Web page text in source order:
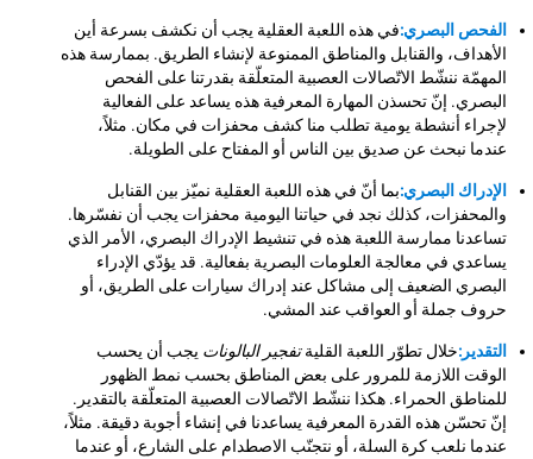
الفحص البصري:في هذه اللعبة العقلية يجب أن نكشف بسرعة أين
الأهداف، والقنابل والمناطق الممنوعة لإنشاء الطريق. بممارسة هذه
المهمّة ننشّط الاتّصالات العصبية المتعلّقة بقدرتنا على الفحص
البصري. إنّ تحسذن المهارة المعرفية هذه يساعد على الفعالية
لإجراء أنشطة يومية تطلب منا كشف محفزات في مكان. مثلاً،
عندما نبحث عن صديق بين الناس أو المفتاح على الطويلة.
الإدراك البصري:بما أنّ في هذه اللعبة العقلية نميّز بين القنابل
والمحفزات، كذلك نجد في حياتنا اليومية محفزات يجب أن نفسّرها.
تساعدنا ممارسة اللعبة هذه في تنشيط الإدراك البصري، الأمر الذي
يساعدي في معالجة العلومات البصرية بفعالية. قد يؤدّي الإدراء
البصري الضعيف إلى مشاكل عند إدراك سيارات على الطريق، أو
حروف جملة أو العواقب عند المشي.
التقدير:خلال تطوّر اللعبة القليةتفجير البالونات يجب أن يحسب
الوقت اللازمة للمرور على بعض المناطق بحسب نمط الظهور
للمناطق الحمراء. هكذا ننشّط الاتّصالات العصبية المتعلّقة بالتقدير.
إنّ تحسّن هذه القدرة المعرفية يساعدنا في إنشاء أجوبة دقيقة. مثلاً،
عندما نلعب كرة السلة، أو نتجنّب الاصطدام على الشارع، أو عندما